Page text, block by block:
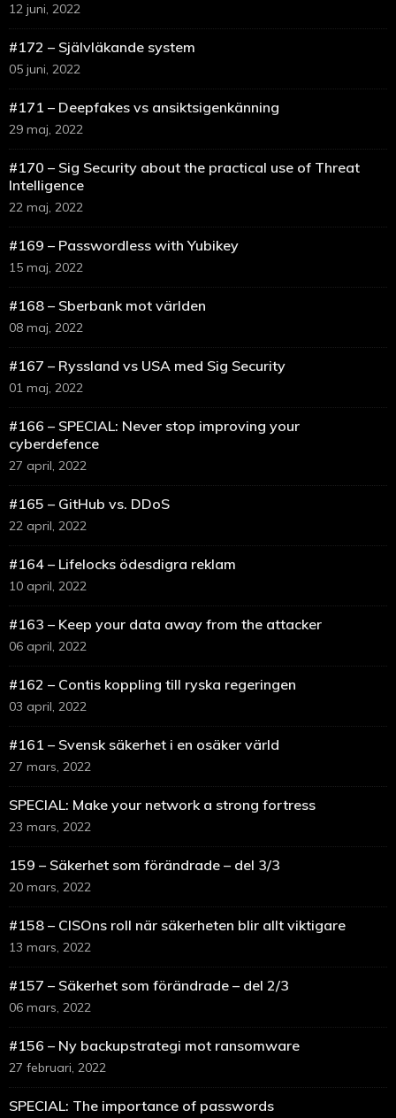
12 juni, 2022
#172 – Självläkande system
05 juni, 2022
#171 – Deepfakes vs ansiktsigenkänning
29 maj, 2022
#170 – Sig Security about the practical use of Threat
Intelligence
22 maj, 2022
#169 – Passwordless with Yubikey
15 maj, 2022
#168 – Sberbank mot världen
08 maj, 2022
#167 – Ryssland vs USA med Sig Security
01 maj, 2022
#166 – SPECIAL: Never stop improving your
cyberdefence
27 april, 2022
#165 – GitHub vs. DDoS
22 april, 2022
#164 – Lifelocks ödesdigra reklam
10 april, 2022
#163 – Keep your data away from the attacker
06 april, 2022
#162 – Contis koppling till ryska regeringen
03 april, 2022
#161 – Svensk säkerhet i en osäker värld
27 mars, 2022
SPECIAL: Make your network a strong fortress
23 mars, 2022
159 – Säkerhet som förändrade – del 3/3
20 mars, 2022
#158 – CISOns roll när säkerheten blir allt viktigare
13 mars, 2022
#157 – Säkerhet som förändrade – del 2/3
06 mars, 2022
#156 – Ny backupstrategi mot ransomware
27 februari, 2022
SPECIAL: The importance of passwords